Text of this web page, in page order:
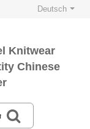
Deutsch
Knitwear
Chinese